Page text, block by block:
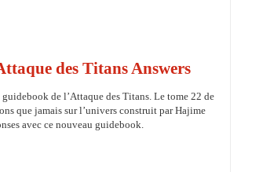
des Titans Answers
de l’Attaque des Titans. Le tome 22 de
que jamais sur l’univers construit par Hajime
avec ce nouveau guidebook.